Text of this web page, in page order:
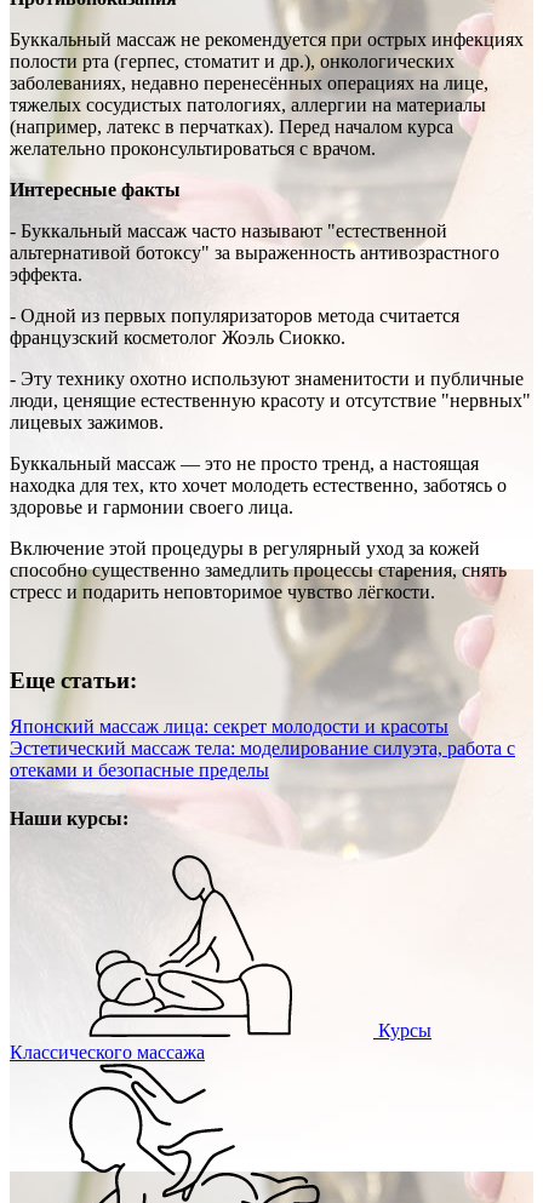
Буккальный массаж не рекомендуется при острых инфекциях
полости рта (герпес, стоматит и др.), онкологических
заболеваниях, недавно перенесённых операциях на лице,
тяжелых сосудистых патологиях, аллергии на материалы
(например, латекс в перчатках). Перед началом курса
желательно проконсультироваться с врачом.
Интересные факты
- Буккальный массаж часто называют "естественной
альтернативой ботоксу" за выраженность антивозрастного
эффекта.
- Одной из первых популяризаторов метода считается
французский косметолог Жоэль Сиокко.
- Эту технику охотно используют знаменитости и публичные
люди, ценящие естественную красоту и отсутствие "нервных"
лицевых зажимов.
Буккальный массаж — это не просто тренд, а настоящая
находка для тех, кто хочет молодеть естественно, заботясь о
здоровье и гармонии своего лица.
Включение этой процедуры в регулярный уход за кожей
способно существенно замедлить процессы старения, снять
стресс и подарить неповторимое чувство лёгкости.
Еще статьи:
Японский массаж лица: секрет молодости и красоты
Эстетический массаж тела: моделирование силуэта, работа с
отеками и безопасные пределы
Наши курсы:
Курсы
Классического массажа